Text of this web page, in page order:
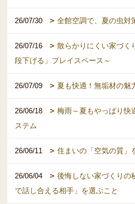
26/07/30 全館空調で、夏の虫対
26/07/16
散らかりにくい家づく
段下げる」プレイスペース～
26/07/09 夏も快適！無垢材の魅
26/06/18
梅雨～夏もやっぱり快
ステム
26/06/11 住まいの「空気の質」
26/06/04
後悔しない家づくりの
で話し合える相手」を選ぶこと